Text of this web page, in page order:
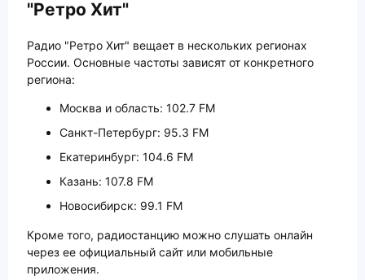
"Ретро Хит"
Радио "Ретро Хит" вещает в нескольких регионах
России. Основные частоты зависят от конкретного
региона:
Москва и область: 102.7 FM
Санкт-Петербург: 95.3 FM
Екатеринбург: 104.6 FM
Казань: 107.8 FM
Новосибирск: 99.1 FM
Кроме того, радиостанцию можно слушать онлайн
через ее официальный сайт или мобильные
приложения.